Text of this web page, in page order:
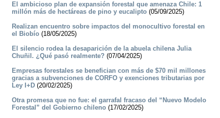
El ambicioso plan de expansión forestal que amenaza Chile: 1
millón más de hectáreas de pino y eucalipto (05/09/2025)
Realizan encuentro sobre impactos del monocultivo forestal en
el Biobío (18/05/2025)
El silencio rodea la desaparición de la abuela chilena Julia
Chuñil. ¿Qué pasó realmente? (07/04/2025)
Empresas forestales se benefician con más de $70 mil millones
gracias a subvenciones de CORFO y exenciones tributarias por
Ley I+D (20/02/2025)
Otra promesa que no fue: el garrafal fracaso del “Nuevo Modelo
Forestal” del Gobierno chileno (17/02/2025)